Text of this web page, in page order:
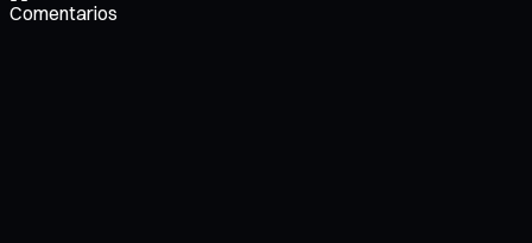
Comentarios